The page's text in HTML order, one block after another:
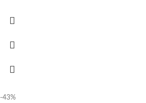
-43%